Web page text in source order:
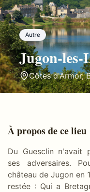
Autre
Jugon-les-
Côtes d'Armor,
À propos de ce lieu
Du Guesclin n'avait
ses adversaires.
château de Jugon en
restée : Qui a